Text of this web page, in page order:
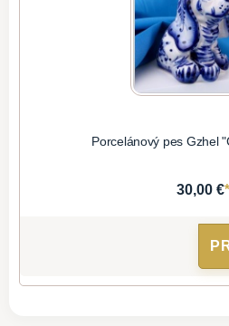
Porcelánový pes Gzhel
30,00 €*